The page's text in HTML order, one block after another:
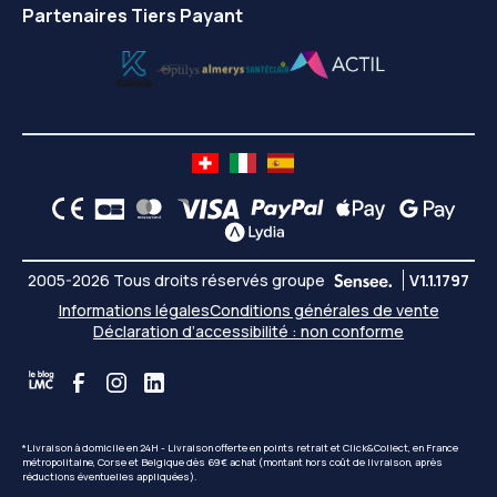
Partenaires Tiers Payant
2005-2026 Tous droits réservés groupe
V1.1.1797
Informations légalesConditions générales de vente
Déclaration d’accessibilité : non conforme
*Livraison à domicile en 24H - Livraison offerte en points retrait et Click&Collect, en France
métropolitaine, Corse et Belgique dès 69€ achat (montant hors coût de livraison, après
réductions éventuelles appliquées).